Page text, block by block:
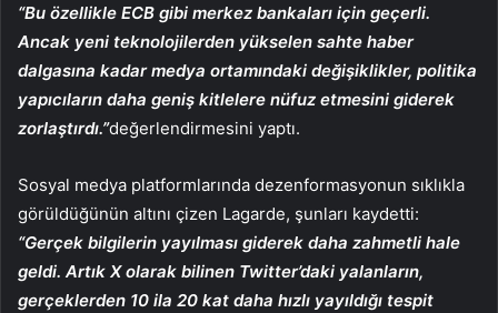
“Bu özellikle ECB gibi merkez bankaları için geçerli.
Ancak yeni teknolojilerden yükselen sahte haber
dalgasına kadar medya ortamındaki değişiklikler, politika
yapıcıların daha geniş kitlelere nüfuz etmesini giderek
zorlaştırdı.”değerlendirmesini yaptı.
Sosyal medya platformlarında dezenformasyonun sıklıkla
görüldüğünün altını çizen Lagarde, şunları kaydetti:
“Gerçek bilgilerin yayılması giderek daha zahmetli hale
geldi. Artık X olarak bilinen Twitter’daki yalanların,
gerçeklerden 10 ila 20 kat daha hızlı yayıldığı tespit